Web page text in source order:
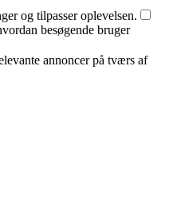
og tilpasser oplevelsen.
besøgende bruger
annoncer på tværs af